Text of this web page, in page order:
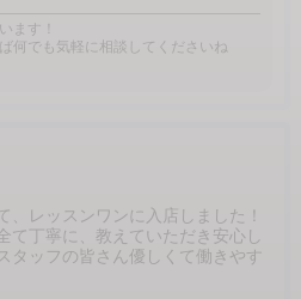
ます！
何でも気軽に相談してくださいね
、レッスンワンに入店しました！
て丁寧に、教えていただき安心し
タッフの皆さん優しくて働きやす